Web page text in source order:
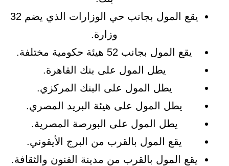
يقع المول بجانب حي الوزارات الذي يضم 32
وزارة.
يقع المول بجانب 52 هيئة حكومية مختلفة.
يطل المول على بنك القاهرة.
يطل المول على البنك المركزي.
يطل المول على هيئة البريد المصري.
يطل المول على البورصة المصرية.
يقع المول بالقرب من البرج الأيقوني.
يقع المول بالقرب من مدينة الفنون والثقافة.